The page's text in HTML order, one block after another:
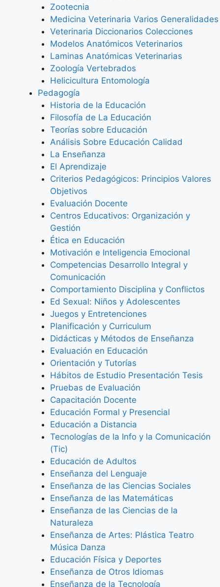
Zootecnia
Medicina Veterinaria Varios Generalidades
Veterinaria Diccionarios Colecciones
Modelos Anatómicos Veterinarios
Laminas Anatómicas Veterinarias
Zoología Vertebrados
Helicicultura Entomología
Pedagogía
Historia de la Educación
Filosofía de La Educación
Teorías sobre Educación
Análisis Sobre Educación Calidad
La Enseñanza
El Aprendizaje
Criterios Pedagógicos: Principios Valores
Objetivos
Evaluación Docente
Centros Educativos: Organización y
Gestión
Ética en Educación
Motivación e Inteligencia Emocional
Competencias Desarrollo Integral y
Comunicación
Comportamiento Disciplina y Conflictos
Ed Sexual: Niños y Adolescentes
Juegos y Entretenciones
Planificación y Curriculum
Didácticas y Métodos de Enseñanza
Evaluación en Educación
Orientación y Tutorías
Hábitos de Estudio Presentación Tesis
Pruebas de Evaluación
Capacitación Docente
Educación Formal y Presencial
Educación a Distancia
Tecnologías de la Info y la Comunicación
(Tic)
Educación de Adultos
Enseñanza del Lenguaje
Enseñanza de las Ciencias Sociales
Enseñanza de las Matemáticas
Enseñanza de las Ciencias de la
Naturaleza
Enseñanza de Artes: Plástica Teatro
Música Danza
Educación Física y Deportes
Enseñanza de Otros Idiomas
Enseñanza de la Tecnología